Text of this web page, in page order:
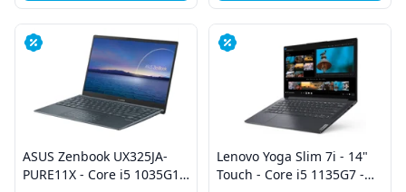
ASUS Zenbook UX325JA-
PURE11X - Core i5 1035G1 -
Lenovo Yoga Slim 7i - 14"
Touch - Core i5 1135G7 -